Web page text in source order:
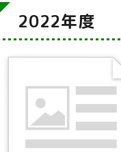
2022年度